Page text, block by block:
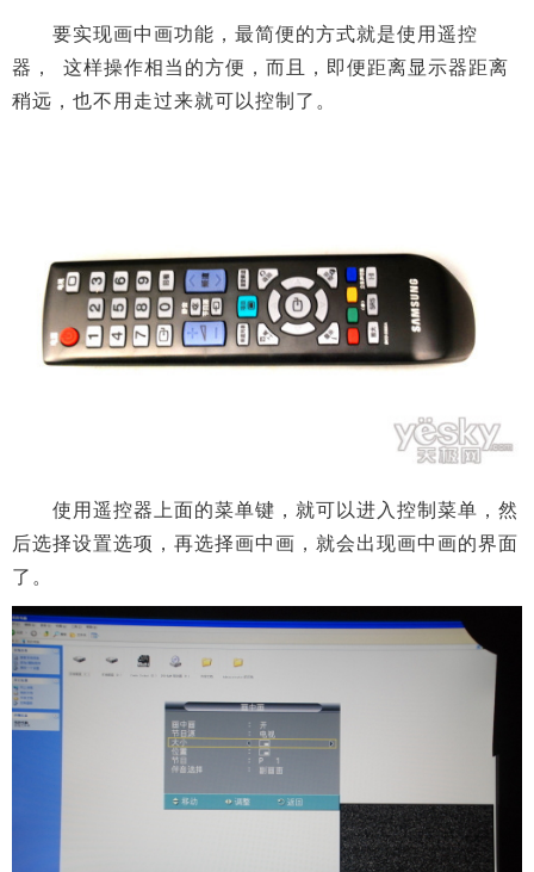
要实现画中画功能，最简便的方式就是使用遥控
器， 这样操作相当的方便，而且，即便距离显示器距离
稍远，也不用走过来就可以控制了。
使用遥控器上面的菜单键，就可以进入控制菜单，然
后选择设置选项，再选择画中画，就会出现画中画的界面
了。